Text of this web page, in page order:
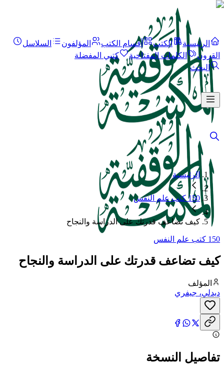
الرئيسية الكتب أقسام الكتب المؤلفون
السلاسل
القرون
الكلمات المفتاحية
كتبي المفضلة
البحث
الرئيسية
150 كتب علم النفس
كيف تضاعف قدرتك على الدراسة والنجاح
150 كتب علم النفس
كيف تضاعف قدرتك على الدراسة والنجاح
المؤلف
ديدلي، جيفري
تفاصيل النسخة